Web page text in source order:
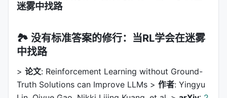
迷雾中找路
🏞️ 没有标准答案的修行：当RL学会在迷雾
中找路
> 论文: Reinforcement Learning without Ground-
Truth Solutions can Improve LLMs > 作者: Yingyu